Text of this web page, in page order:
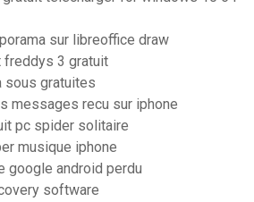
sur libreoffice draw
freddys 3 gratuit
sous gratuites
messages recu sur iphone
pc spider solitaire
musique iphone
google android perdu
software